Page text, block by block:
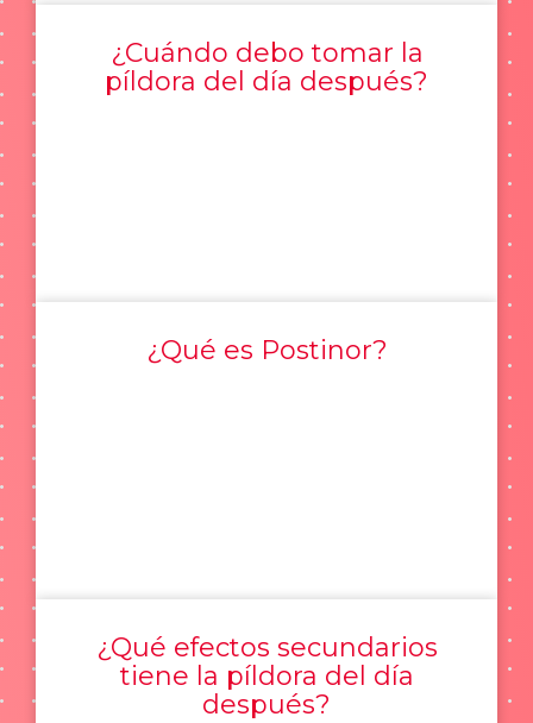
¿Cuándo debo tomar la
píldora del día después?
¿Qué es Postinor?
¿Qué efectos secundarios
tiene la píldora del día
después?